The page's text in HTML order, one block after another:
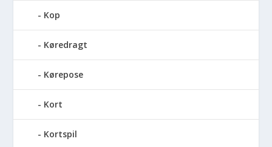
Kop
Køredragt
Kørepose
Kort
Kortspil